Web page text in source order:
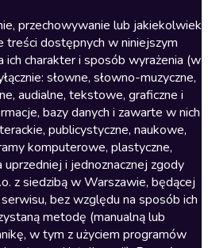
przechowywanie lub jakiekolwiek
treści dostępnych w niniejszym
charakter i sposób wyrażenia (w
słowne, słowno-muzyczne,
audialne, tekstowe, graficzne i
bazy danych i zawarte w nich
publicystyczne, naukowe,
komputerowe, plastyczne,
i jednoznacznej zgody
z siedzibą w Warszawie, będącej
bez względu na sposób ich
metodę (manualną lub
w tym z użyciem programów